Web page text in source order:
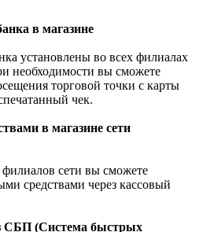
в магазине
установлены во всех филиалах
вы сможете
торговой точки с карты
чек.
в магазине сети
сети вы сможете
средствами через кассовый
СБП (Система быстрых